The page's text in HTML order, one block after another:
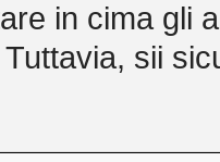
in cima gli
sii